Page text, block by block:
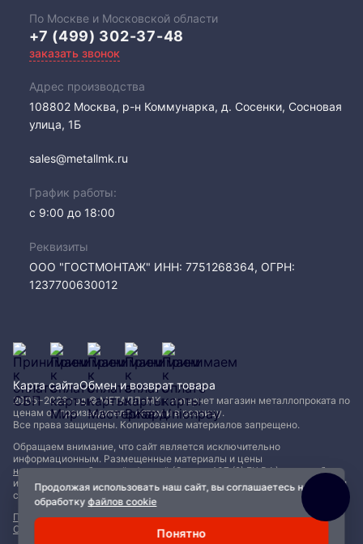
Продолжая использовать наш сайт, вы соглашаетесь на
обработкуфайлов cookie
Понятно
По Москве и Московской области
+7 (499) 302-37-48
заказать звонок
Адрес производства
108802​ Москва, р-н Коммунарка, д. Сосенки, Сосновая
улица, 1Б
sales@metallmk.ru
График работы:
с 9:00 до 18:00
Реквизиты
ООО "ГОСТМОНТАЖ" ИНН: 7751268364, ОГРН:
1237700630012
2005−2026 год © МЕТАЛЛ-МК - интернет магазин металлопроката по
ценам от производителя, оптом и в розницу.
Все права защищены. Копирование материалов запрещено.
Обращаем внимание, что сайт является исключительно
информационным. Размещенные материалы и цены
не являются публичной офертой (Статья 437 (2) ГК РФ)и могут быть
изменены без уведомления. Для уточнения наличия, характеристик и
стоимости материалов обращайтесь в офисы продаж.
Политика конфиденциальности|Пользовательское соглашение
Обработка файлов Cookie
Карта сайтаОбмен и возврат товара